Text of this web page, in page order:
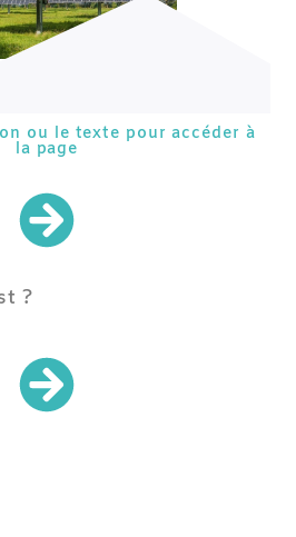
ou le texte pour accéder à
la page
?